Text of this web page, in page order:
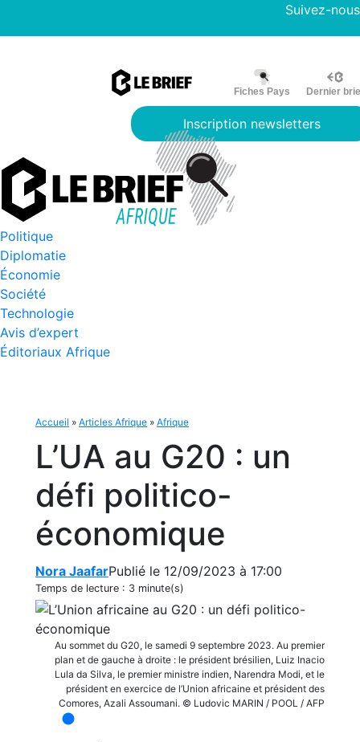
Suivez-nous
Fiches Pays Dernier
Inscription newsletters
Politique
Diplomatie
Économie
Société
Technologie
Avis d’expert
Éditoriaux Afrique
Accueil » Articles Afrique » Afrique
L’UA au G20 : un
défi politico-
économique
Nora JaafarPublié le 12/09/2023 à 17:00
Temps de lecture : 3 minute(s)
Au sommet du G20, le samedi 9 septembre 2023. Au premier
plan et de gauche à droite : le président brésilien, Luiz Inacio
Lula da Silva, le premier ministre indien, Narendra Modi, et le
président en exercice de l’Union africaine et président des
Comores, Azali Assoumani. © Ludovic MARIN / POOL / AFP